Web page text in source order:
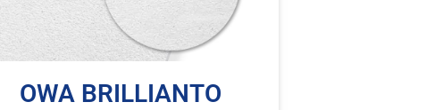
OWA BRILLIANTO